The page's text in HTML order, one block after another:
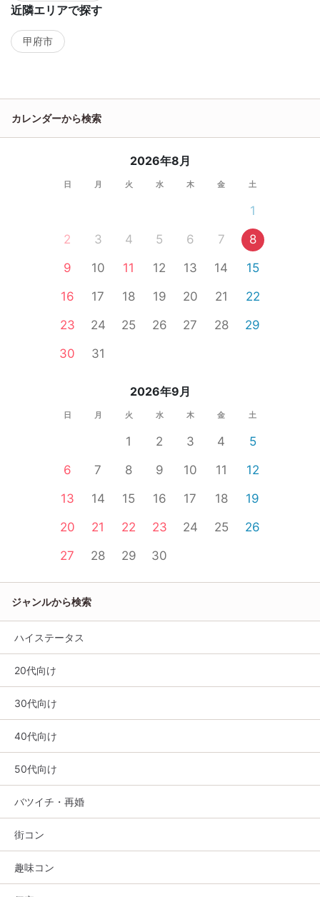
近隣エリアで探す
甲府市
カレンダーから検索
2026年8月
日 月 火 水 木 金 土
1
2
3 4 5 6 7
8
9
10 11 12 13 14
15
16
17 18 19 20 21
22
23
24 25 26 27 28
29
30
31
2026年9月
日 月 火 水 木 金 土
1 2 3 4
5
6
7 8 9 10 11
12
13
14 15 16 17 18
19
20
21 22 23 24 25
26
27
28 29 30
ジャンルから検索
ハイステータス
20代向け
30代向け
40代向け
50代向け
バツイチ・再婚
街コン
趣味コン